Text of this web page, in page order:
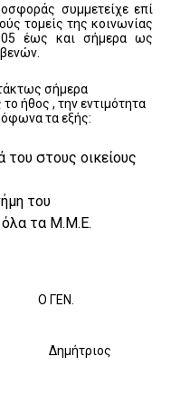
συμμετείχε επί
τομείς της κοινωνίας
έως και σήμερα ως
σήμερα
ήθος , την εντιμότητα
τα εξής:
στους οικείους
του
όλα τα Μ.Μ.Ε.
ΓΕΝ.
Δημήτριος